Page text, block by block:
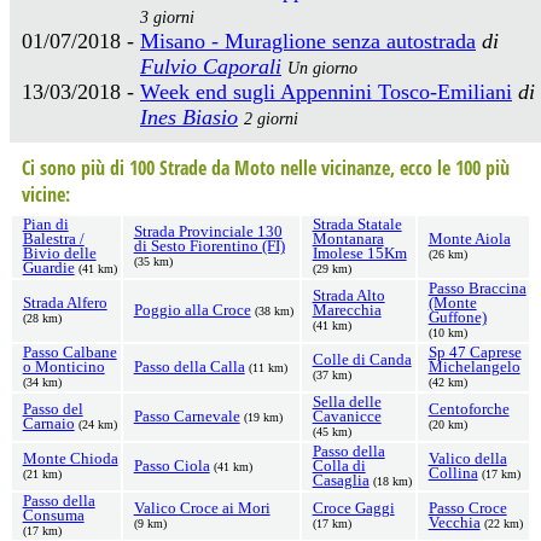
3 giorni
01/07/2018 - Misano - Muraglione senza autostrada di
Fulvio Caporali Un giorno
13/03/2018 - Week end sugli Appennini Tosco-Emiliani di
Ines Biasio 2 giorni
Ci sono più di 100 Strade da Moto nelle vicinanze, ecco le 100 più
vicine:
Pian di
Balestra /
Bivio delle
Guardie (41 km)
Strada Provinciale 130
di Sesto Fiorentino (FI)
(35 km)
Strada Statale
Montanara
Imolese 15Km
(29 km)
Monte Aiola
(26 km)
Strada Alfero
(28 km) Poggio alla Croce (38 km)
Strada Alto
Marecchia
(41 km)
Passo Braccina
(Monte
Guffone)
(10 km)
Passo Calbane
o Monticino
(34 km)
Passo della Calla (11 km) Colle di Canda
(37 km)
Sp 47 Caprese
Michelangelo
(42 km)
Passo del
Carnaio (24 km) Passo Carnevale (19 km)
Sella delle
Cavanicce
(45 km)
Centoforche
(20 km)
Monte Chioda
(21 km) Passo Ciola (41 km)
Passo della
Colla di
Casaglia (18 km)
Valico della
Collina (17 km)
Passo della
Consuma
(17 km)
Valico Croce ai Mori
(9 km)
Croce Gaggi
(17 km)
Passo Croce
Vecchia (22 km)